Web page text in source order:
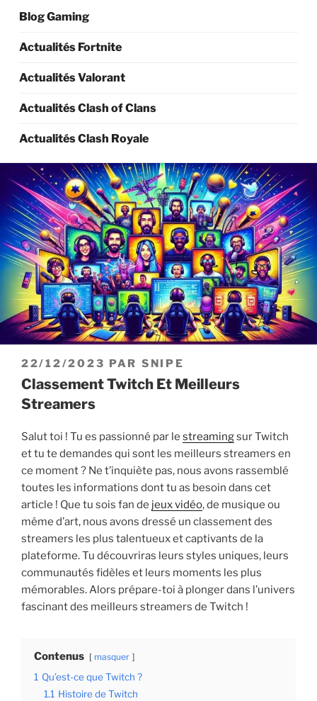
Blog Gaming
Actualités Fortnite
Actualités Valorant
Actualités Clash of Clans
Actualités Clash Royale
PUBLIÉ
LE
22/12/2023 PAR SNIPE
Classement Twitch Et Meilleurs
Streamers
Salut toi ! Tu es passionné par le streamingsur Twitch
et tu te demandes qui sont les meilleurs streamers en
ce moment ? Ne t’inquiète pas, nous avons rassemblé
toutes les informations dont tu as besoin dans cet
article ! Que tu sois fan de jeux vidéo, de musique ou
même d’art, nous avons dressé un classement des
streamers les plus talentueux et captivants de la
plateforme. Tu découvriras leurs styles uniques, leurs
communautés fidèles et leurs moments les plus
mémorables. Alors prépare-toi à plonger dans l’univers
fascinant des meilleurs streamers de Twitch !
Contenus masquer
1 Qu’est-ce que Twitch ?
1.1 Histoire de Twitch